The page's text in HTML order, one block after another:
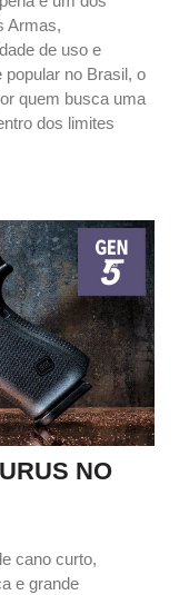
Armas,
de uso e
no Brasil, o
quem busca uma
dos limites
NO
cano curto,
e grande